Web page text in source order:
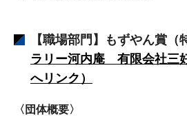
【職場部門】もずやん賞（
ラリー河内庵 有限会社三
へリンク）
〈団体概要〉